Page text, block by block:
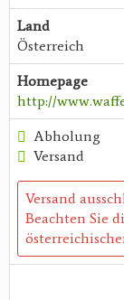
Land
Österreich
Homepage
http://
Abholung
Versand
Versand
Beachten Sie